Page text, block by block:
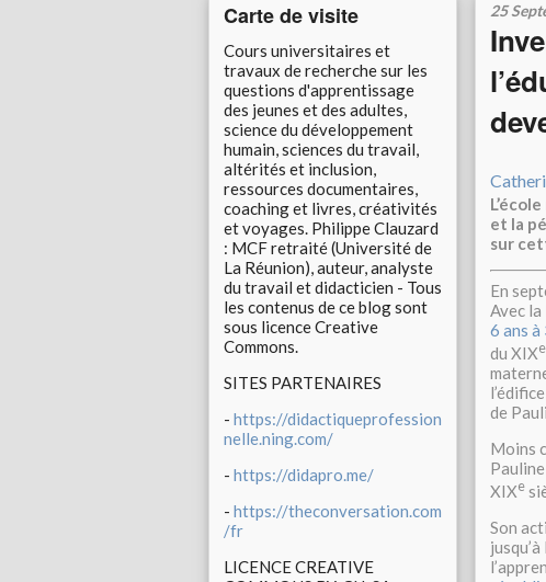
Carte de visite
Cours universitaires et
travaux de recherche sur les
questions d'apprentissage
des jeunes et des adultes,
science du développement
humain, sciences du travail,
altérités et inclusion,
ressources documentaires,
coaching et livres, créativités
et voyages. Philippe Clauzard
: MCF retraité (Université de
La Réunion), auteur, analyste
du travail et didacticien - Tous
les contenus de ce blog sont
sous licence Creative
Commons.
SITES PARTENAIRES
- https://didactiqueprofession
nelle.ning.com/
- https://didapro.me/
- https://theconversation.com
/fr
LICENCE CREATIVE
25
et la
sur
En
Avec
6 ans à
du XIXe
de
Moins
XIXe
Son